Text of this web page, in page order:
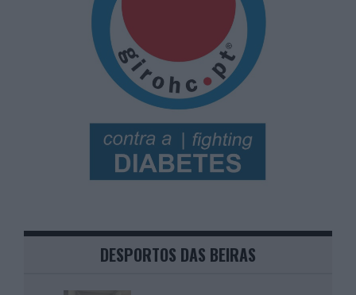
DESPORTOS DAS BEIRAS